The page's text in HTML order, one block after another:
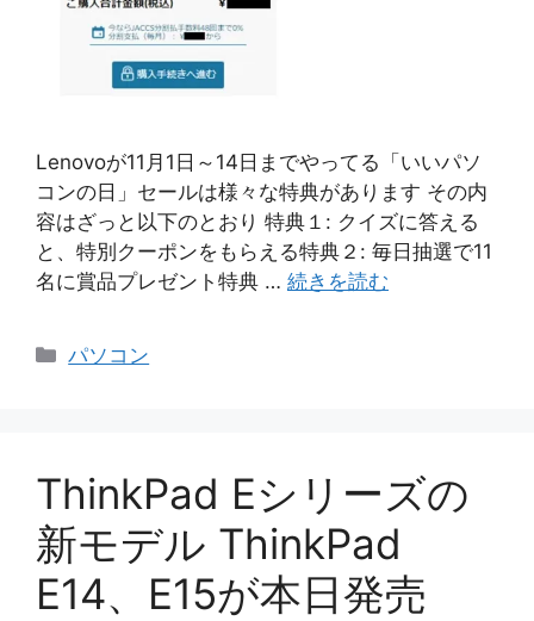
Lenovoが11月1日～14日までやってる「いいパソ
コンの日」セールは様々な特典があります その内
容はざっと以下のとおり 特典１: クイズに答える
と、特別クーポンをもらえる特典２: 毎日抽選で11
名に賞品プレゼント特典 … 続きを読む
カ
パソコン
ThinkPad Eシリーズの
新モデル ThinkPad
E14、E15が本日発売